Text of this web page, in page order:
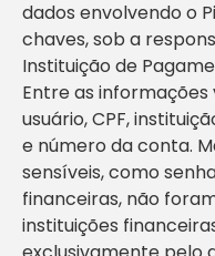
dados envolvendo o
chaves, sob a
Instituição de
Entre as
usuário, CPF,
e número da conta.
sensíveis, como
financeiras, não
instituições